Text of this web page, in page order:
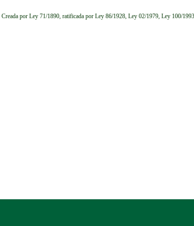
Creada por Ley 71/1890, ratificada por Ley 86/1928, Ley 02/1979, Ley 100/